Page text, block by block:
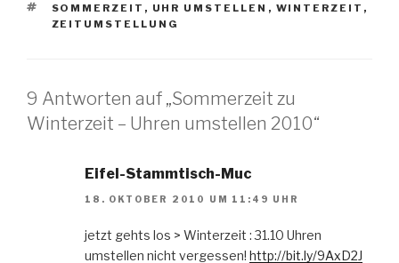
SCHLAGWÖRTER
SOMMERZEIT , UHR UMSTELLEN , WINTERZEIT ,
ZEITUMSTELLUNG
9 Antworten auf „Sommerzeit zu
Winterzeit – Uhren umstellen 2010“
Eifel-Stammtisch-Muc
18. OKTOBER 2010 UM 11:49 UHR
jetzt gehts los > Winterzeit : 31.10 Uhren
umstellen nicht vergessen! http://bit.ly/9AxD2J